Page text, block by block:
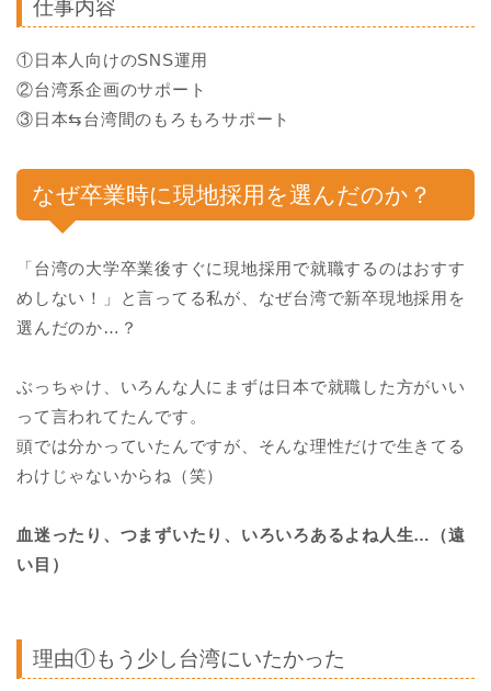
仕事内容
①日本人向けのSNS運用
②台湾系企画のサポート
③日本⇆台湾間のもろもろサポート
なぜ卒業時に現地採用を選んだのか？
「台湾の大学卒業後すぐに現地採用で就職するのはおすす
めしない！」と言ってる私が、なぜ台湾で新卒現地採用を
選んだのか…？
ぶっちゃけ、いろんな人にまずは日本で就職した方がいい
って言われてたんです。
頭では分かっていたんですが、そんな理性だけで生きてる
わけじゃないからね（笑）
血迷ったり、つまずいたり、いろいろあるよね人生…（遠
い目）
理由①もう少し台湾にいたかった